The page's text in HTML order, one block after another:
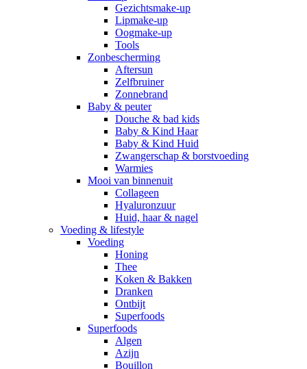
Gezichtsmake-up
Lipmake-up
Oogmake-up
Tools
Zonbescherming
Aftersun
Zelfbruiner
Zonnebrand
Baby & peuter
Douche & bad kids
Baby & Kind Haar
Baby & Kind Huid
Zwangerschap & borstvoeding
Warmies
Mooi van binnenuit
Collageen
Hyaluronzuur
Huid, haar & nagel
Voeding & lifestyle
Voeding
Honing
Thee
Koken & Bakken
Dranken
Ontbijt
Superfoods
Superfoods
Algen
Azijn
Bouillon